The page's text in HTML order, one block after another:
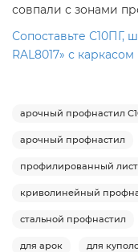
совпали с зонами
Сопоставьте С10ПГ,
RAL8017» с
арочный профнастил
арочный профнастил
профилированный лист
криволинейный
стальной профнастил
для арок для